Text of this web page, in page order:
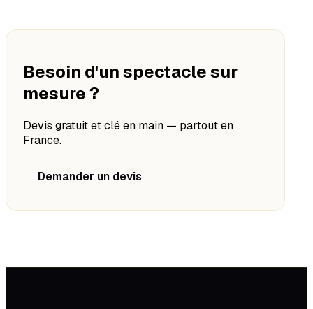
Besoin d'un spectacle sur
mesure ?
Devis gratuit et clé en main — partout en
France.
Demander un devis